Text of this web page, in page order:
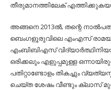
തീരുമാനത്തിലേക്
അങ്ങനെ 2013ല്‍, തന്റെ
ബെംഗളൂരുവിലെ എംഎസ്
എംബിബിഎസ്
ഒരിക്കലും എളുപ്പമുള്ള
പതിറ്റാണ്ടോളം തികച്ചും
ചെയ്ത ശേഷം വീണ്ടും ക്ലാസ്